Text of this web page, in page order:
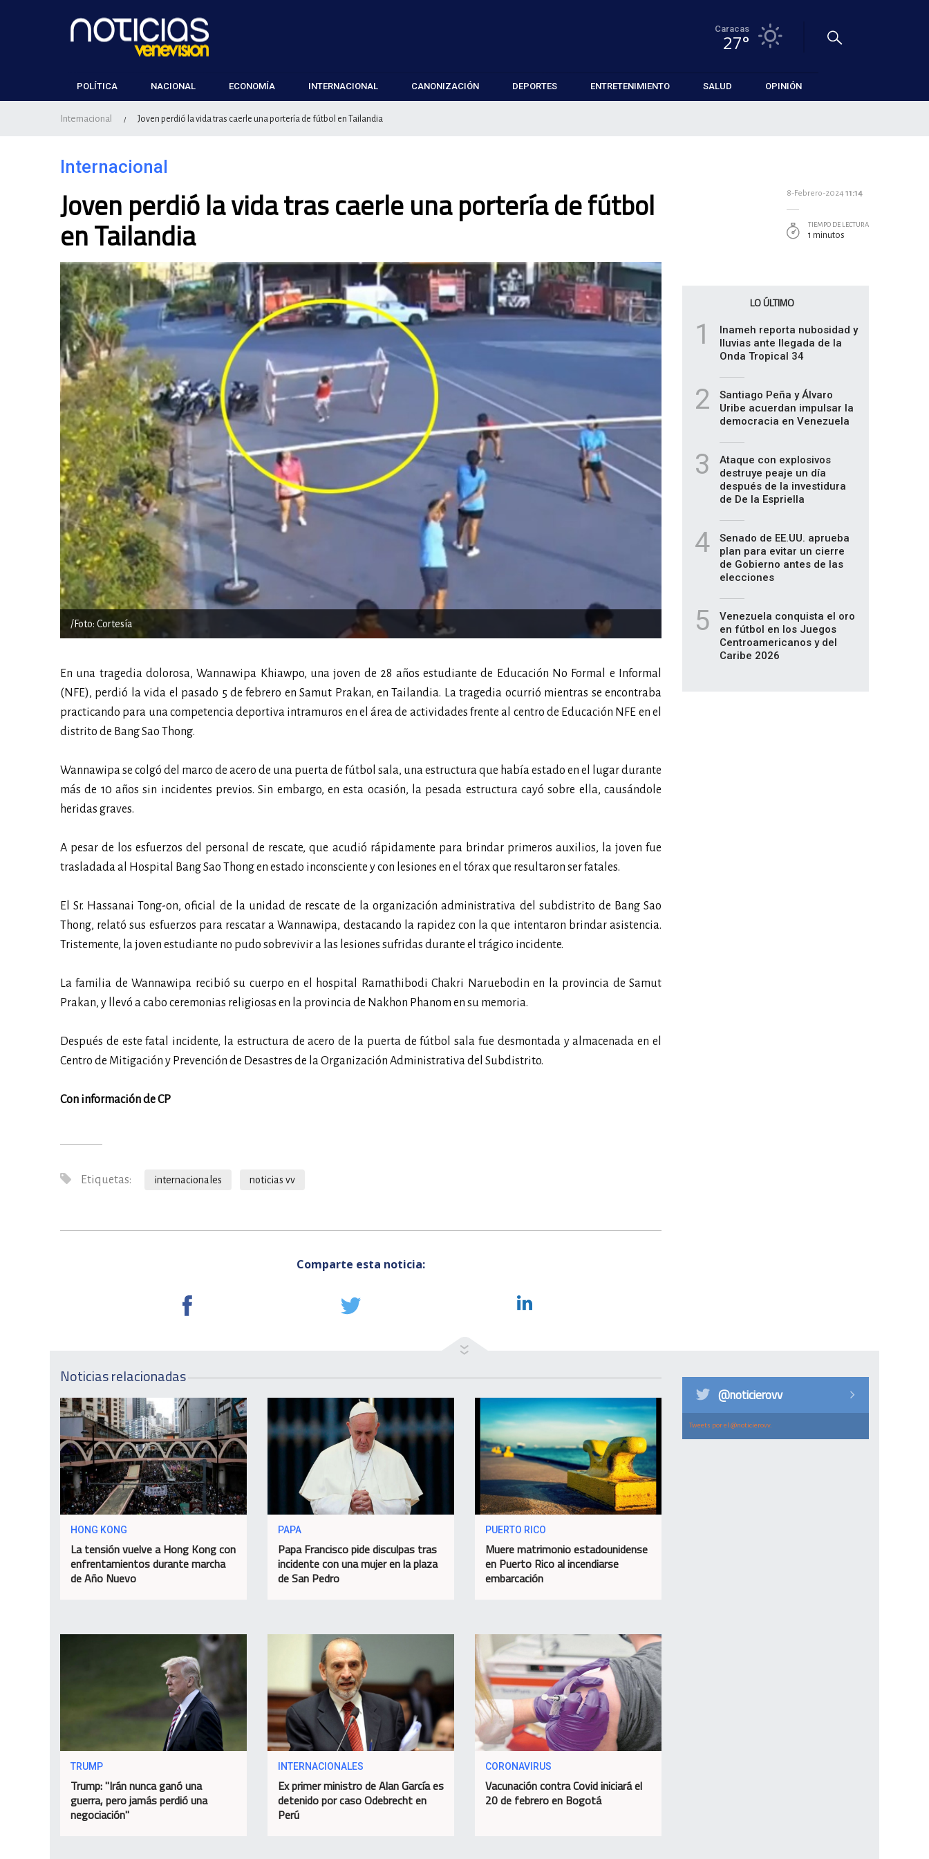
Caracas
27°
POLÍTICA NACIONAL ECONOMÍA INTERNACIONAL CANONIZACIÓN DEPORTES ENTRETENIMIENTO SALUD OPINIÓN
Internacional / Joven perdió la vida tras caerle una portería de fútbol en Tailandia
Internacional
Joven perdió la vida tras caerle una portería de fútbol
en Tailandia
/Foto: Cortesía
En una tragedia dolorosa, Wannawipa Khiawpo, una joven de 28 años estudiante de Educación No Formal e Informal
(NFE), perdió la vida el pasado 5 de febrero en Samut Prakan, en Tailandia. La tragedia ocurrió mientras se encontraba
practicando para una competencia deportiva intramuros en el área de actividades frente al centro de Educación NFE en el
distrito de Bang Sao Thong.
Wannawipa se colgó del marco de acero de una puerta de fútbol sala, una estructura que había estado en el lugar durante
más de 10 años sin incidentes previos. Sin embargo, en esta ocasión, la pesada estructura cayó sobre ella, causándole
heridas graves.
A pesar de los esfuerzos del personal de rescate, que acudió rápidamente para brindar primeros auxilios, la joven fue
trasladada al Hospital Bang Sao Thong en estado inconsciente y con lesiones en el tórax que resultaron ser fatales.
El Sr. Hassanai Tong-on, oficial de la unidad de rescate de la organización administrativa del subdistrito de Bang Sao
Thong, relató sus esfuerzos para rescatar a Wannawipa, destacando la rapidez con la que intentaron brindar asistencia.
Tristemente, la joven estudiante no pudo sobrevivir a las lesiones sufridas durante el trágico incidente.
La familia de Wannawipa recibió su cuerpo en el hospital Ramathibodi Chakri Naruebodin en la provincia de Samut
Prakan, y llevó a cabo ceremonias religiosas en la provincia de Nakhon Phanom en su memoria.
Después de este fatal incidente, la estructura de acero de la puerta de fútbol sala fue desmontada y almacenada en el
Centro de Mitigación y Prevención de Desastres de la Organización Administrativa del Subdistrito.
Con información de CP
Etiquetas: internacionales noticias vv
Comparte esta noticia:
8-Febrero-2024 11:14
TIEMPO DE LECTURA
1 minutos
LO ÚLTIMO
1
Inameh reporta nubosidad y
lluvias ante llegada de la
Onda Tropical 34
2
Santiago Peña y Álvaro
Uribe acuerdan impulsar la
democracia en Venezuela
3
Ataque con explosivos
destruye peaje un día
después de la investidura
de De la Espriella
4
Senado de EE.UU. aprueba
plan para evitar un cierre
de Gobierno antes de las
elecciones
5
Venezuela conquista el oro
en fútbol en los Juegos
Centroamericanos y del
Caribe 2026
Noticias relacionadas
HONG KONG
La tensión vuelve a Hong Kong con
enfrentamientos durante marcha
de Año Nuevo
PAPA
Papa Francisco pide disculpas tras
incidente con una mujer en la plaza
de San Pedro
PUERTO RICO
Muere matrimonio estadounidense
en Puerto Rico al incendiarse
embarcación
TRUMP
Trump: "Irán nunca ganó una
guerra, pero jamás perdió una
negociación"
INTERNACIONALES
Ex primer ministro de Alan García es
detenido por caso Odebrecht en
Perú
CORONAVIRUS
Vacunación contra Covid iniciará el
20 de febrero en Bogotá
@noticierovv
Tweets por el @noticierovv.